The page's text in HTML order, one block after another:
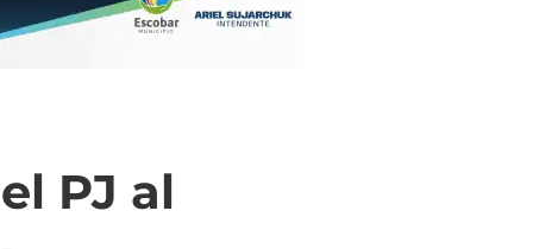
PJ al